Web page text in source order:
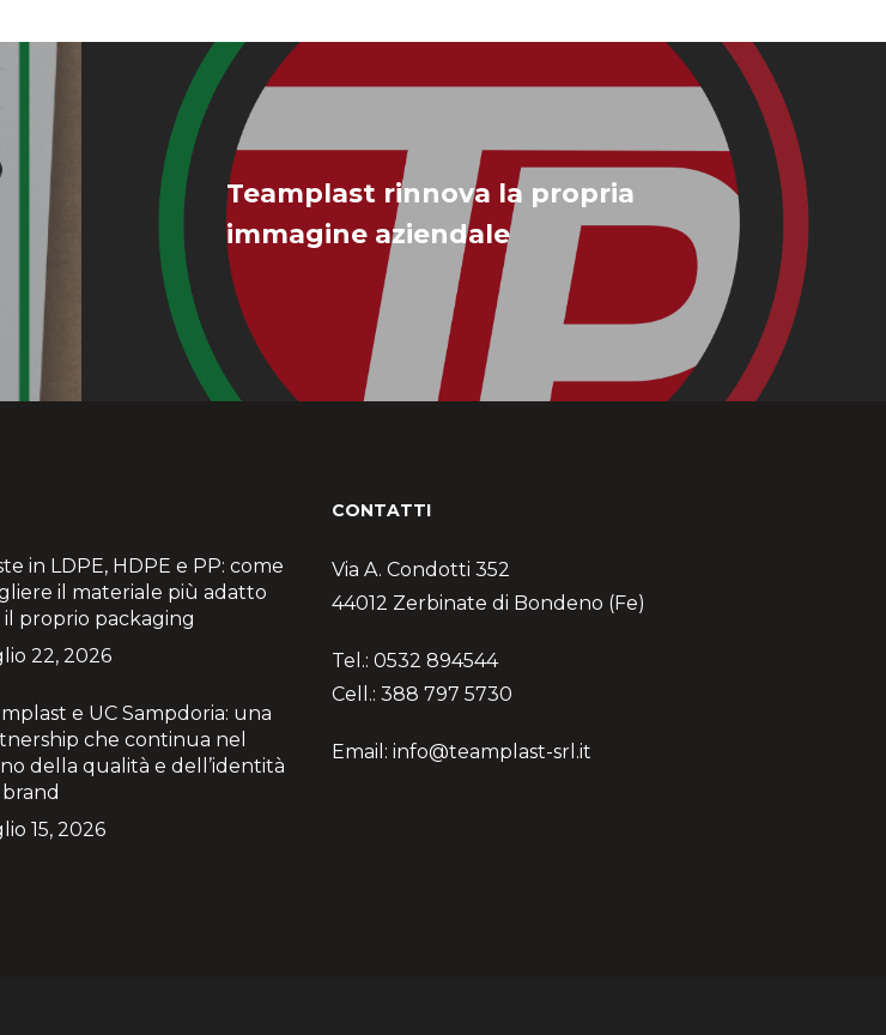
Teamplast rinnova la propria
immagine aziendale
in LDPE, HDPE e PP: come
il materiale più adatto
il proprio packaging
22, 2026
e UC Sampdoria: una
che continua nel
della qualità e dell’identità
15, 2026
CONTATTI
Via A. Condotti 352
44012 Zerbinate di Bondeno (Fe)
Tel.: 0532 894544
Cell.: 388 797 5730
Email: info@teamplast-srl.it